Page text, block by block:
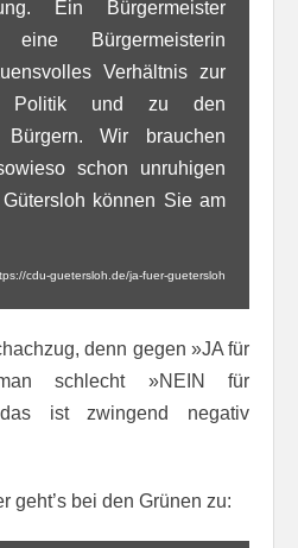
Ein Bürgermeister
eine Bürgermeisterin
Verhältnis zur
Politik und zu den
Wir brauchen
schon unruhigen
Gütersloh können Sie am
cdu-guetersloh.de/ja-fuer-guetersloh
denn gegen »JA für
schlecht »NEIN für
ist zwingend negativ
geht’s bei den Grünen zu: